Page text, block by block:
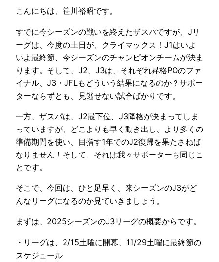
こんにちは、笹川裕昭です。
すでに今シーズンの戦いを終えたザスパですが、Jリ
ーグは、今度の土日が、クライマックス！J1はいよ
いよ最終節、今シーズンのチャンピオンチームが決ま
ります。そして、J2、J3は、それぞれ昇格POのファ
イナル、J3・JFLもどういう結果になるのか？サポー
ターならずとも、見逃せない試合ばかりです。
一方、ザスパは、J2最下位、J3降格が決まってしま
っていますが、どこよりも早く動き出し、より多くの
準備期間を使い、目指す1年でのJ2復帰を果たさねば
なりません！そして、それは我々サポーターも同じこ
とです。
そこで、今回は、ひと足早く、来シーズンのJ3がど
んなリーグになるのか見ていきましょう。
まずは、2025シーズンのJ3リーグの概要からです。
・リーグは、2/15土曜に開幕、11/29土曜に最終節の
スケジュール